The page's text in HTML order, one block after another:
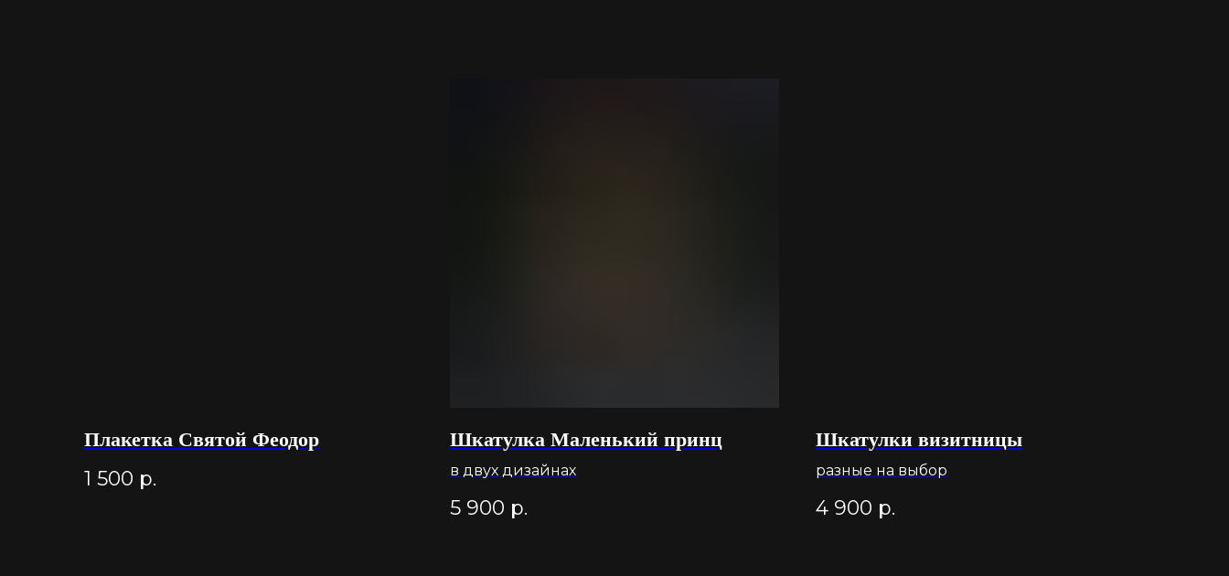
Плакетка Святой Феодор
1 500 р.
Шкатулка Маленький принц
в двух дизайнах
5 900 р.
Шкатулки визитницы
разные на выбор
4 900 р.